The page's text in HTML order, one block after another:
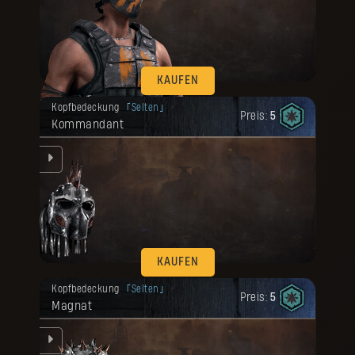
KAUFEN
Kopfbedeckung Selten
Kommandant
Preis: 5
KAUFEN
Deine Belohnung ist freigeschaltet
worden.
Kopfbedeckung Selten
Magnat
Preis: 5
Deine Belohnung ist freigeschaltet
worden.